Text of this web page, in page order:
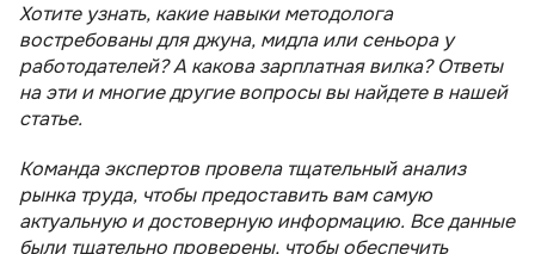
Хотите узнать, какие навыки методолога
востребованы для джуна, мидла или сеньора у
работодателей? А какова зарплатная вилка? Ответы
на эти и многие другие вопросы вы найдете в нашей
статье.
Команда экспертов провела тщательный анализ
рынка труда, чтобы предоставить вам самую
актуальную и достоверную информацию. Все данные
были тщательно проверены, чтобы обеспечить